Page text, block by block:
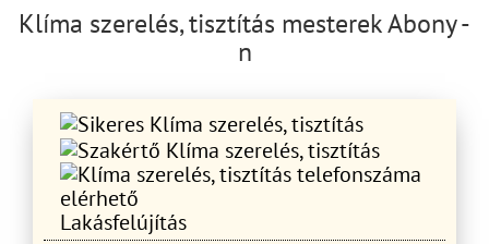
Klíma szerelés, tisztítás mesterek Abony -
n
Lakásfelújítás